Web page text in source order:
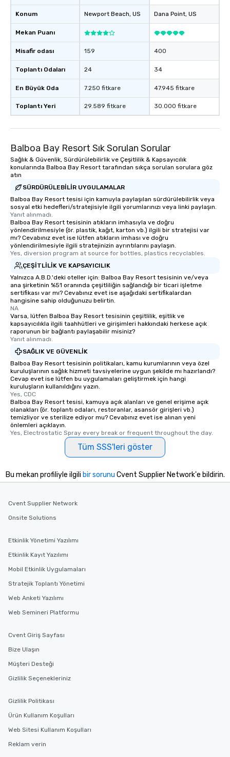
Konum
Mekan Puanı
Misafir odası
Toplantı Odaları
En Büyük Oda
Toplantı Yeri
Newport Beach, US
159
24
7.250 fitkare
29.589 fitkare
Dana Point, US
400
34
47.945 fitkare
30.000 fitkare
Balboa Bay Resort Sık Sorulan Sorular
Sağlık & Güvenlik, Sürdürülebilirlik ve Çeşitlilik & Kapsayıcılık
konularında Balboa Bay Resort tarafından sıkça sorulan sorulara göz
atın
SÜRDÜRÜLEBILIR UYGULAMALAR
Balboa Bay Resort tesisi için kamuyla paylaşılan sürdürülebilirlik veya
sosyal etki hedefleri/stratejisiyle ilgili yorumlarınızı veya linki paylaşın.
Yanıt alınmadı.
Balboa Bay Resort tesisinin atıkların imhasıyla ve doğru
yönlendirilmesiyle (ör. plastik, kağıt, karton vb.) ilgili bir stratejisi var
mı? Cevabınız evet ise lütfen atıkların imhası ve doğru
yönlendirilmesiyle ilgili stratejinizin ayrıntılarını paylaşın.
Yes, diversion program at source for bottles, plastics recyclables.
ÇEŞITLILIK VE KAPSAYICILIK
Yalnızca A.B.D.'deki oteller için: Balboa Bay Resort tesisinin ve/veya
ana şirketinin %51 oranında çeşitliliğin sağlandığı bir ticari işletme
sertifikası var mı? Cevabınız evet ise aşağıdaki sertifikalardan
hangisine sahip olduğunuzu belirtin.
NA
Varsa, lütfen Balboa Bay Resort tesisinin çeşitlilik, eşitlik ve
kapsayıcılıkla ilgili taahhütleri ve girişimleri hakkındaki herkese açık
raporunun bir bağlantı paylaşabilir misiniz?
Yanıt alınmadı.
SAĞLIK VE GÜVENLIK
Balboa Bay Resort tesisinin politikaları, kamu kurumlarının veya özel
kuruluşlarının sağlık hizmeti tavsiyelerine uygun şekilde mı hazırlandı?
Cevap evet ise lütfen bu uygulamaları geliştirmek için hangi
kuruluşların kullanıldığını yazın.
Yes, CDC
Balboa Bay Resort tesisi, kamuya açık alanları ve genel erişime açık
olanakları (ör. toplantı odaları, restoranlar, asansör girişleri vb.)
temizliyor ve sterilize ediyor mu? Cevabınız evet ise alınan yeni
önlemleri açıklayın.
Yes, Electrostatic Spray every break or frequent throughout the day.
Tüm SSS'leri göster
Bu mekan profiliyle ilgili bir sorunu Cvent Supplier Network'e bildirin.
Cvent Supplier Network
Onsite Solutions
Etkinlik Yönetimi Yazılımı
Etkinlik Kayıt Yazılımı
Mobil Etkinlik Uygulamaları
Stratejik Toplantı Yönetimi
Web Anketi Yazılımı
Web Semineri Platformu
Cvent Giriş Sayfası
Bize Ulaşın
Müşteri Desteği
Gizlilik Seçenekleriniz
Gizlilik Politikası
Ürün Kullanım Koşulları
Web Sitesi Kullanım Koşulları
Reklam verin